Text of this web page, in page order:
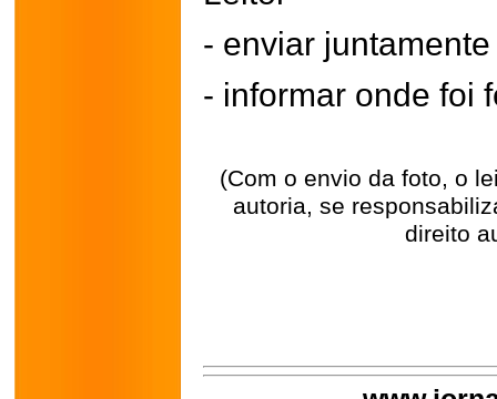
- enviar
- informar onde foi
(Com o envio da foto, o
autoria, se
direito